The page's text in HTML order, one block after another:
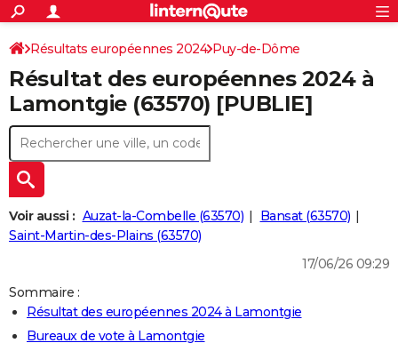
ACTUALITÉS
Politique
Société
Faits Divers
Education
Monde
Villes
+
SPORT
Coupe du monde 2026
Football
Tennis
Cyclisme
Rugby
Forum
Programme TV
TNT
Streaming
Cinéma
Sorties cinéma
Musique
+
FINANCE
Retraite
Impôts
Epargne
Immobilier
Risques naturels par ville
Banque
Assurance
Crédit
AUTO
Essais
Réserver un essai
Citadines
Berlines
SUV
Forum auto
+
HIGH-TECH
Mobiles
Meilleur smartphone
Internet
Ordinateurs
Jeux vidéo
Guide high-tech
+
BRICOLAGE
Guides de France
Escapades
Patrimoine
Expositions
Musées
Week-end nature
LIFESTYLE
Art de vivre
Bien-être
Loisirs
Mode
Modes de vie
S'inscrire
Connexion
Résultats européennes 2024 Puy-de-Dôme
Résultat des européennes 2024 à
Lamontgie (63570) [PUBLIE]
Voir aussi : Auzat-la-Combelle (63570)
Bansat (63570)
Saint-Martin-des-Plains (63570)
17/06/26 09:29
Sommaire :
Résultat des européennes 2024 à Lamontgie
Bureaux de vote à Lamontgie